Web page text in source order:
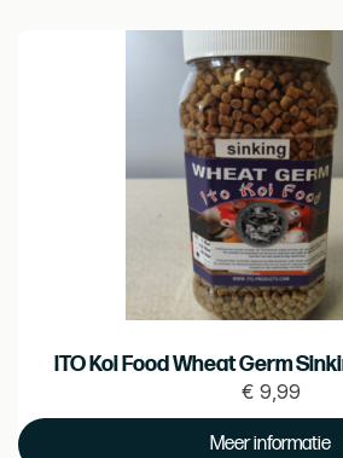
ITO Koi Food Wheat Germ
€ 9,99
Prijs €
Meer informatie